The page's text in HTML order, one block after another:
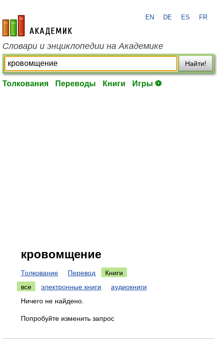
academic.ru
EN DE ES FR
Словари и энциклопедии на Академике
Найти!
Толкования Переводы Книги Игры ⚽
кровомщение
Толкование Перевод
Книги
все
электронные книги
аудиокниги
Ничего не найдено.
Попробуйте изменить запрос